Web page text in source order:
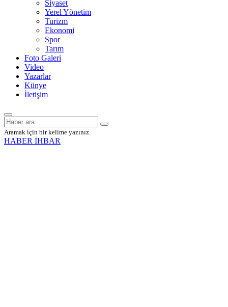
Siyaset
Yerel Yönetim
Turizm
Ekonomi
Spor
Tarım
Foto Galeri
Video
Yazarlar
Künye
İletişim
Aramak için bir kelime yazınız.
HABER İHBAR